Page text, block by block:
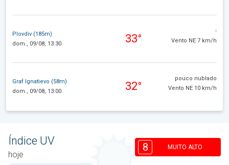
Plovdiv (185m)
dom., 09/08, 13:30
33°
-
Vento NE 7 km/h
Graf Ignatievo (58m)
dom., 09/08, 13:00
32°
pouco nublado
Vento NE 10 km/h
Índice UV
hoje
8 MUITO ALTO